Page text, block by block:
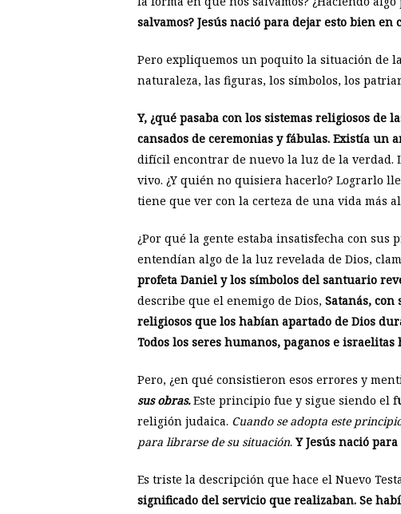
salvamos? Jesús nació para dejar esto bien
Pero expliquemos un poquito la situación de
naturaleza, las figuras, los símbolos, los
Y, ¿qué pasaba con los sistemas religiosos de
cansados de ceremonias y fábulas. Existía un
difícil encontrar de nuevo la luz de la verdad.
vivo. ¿Y quién no quisiera hacerlo? Lograrlo
tiene que ver con la certeza de una vida más
¿Por qué la gente estaba insatisfecha con sus
entendían algo de la luz revelada de Dios,
profeta Daniel y los símbolos del santuario
describe que el enemigo de Dios, Satanás,
religiosos que los habían apartado de Dios
Todos los seres humanos, paganos e
Pero, ¿en qué consistieron esos errores y
sus obras. Este principio fue y sigue siendo el f
religión judaica. Cuando se adopta este
para librarse de su situación. Y Jesús nació
Es triste la descripción que hace el Nuevo
significado del servicio que realizaban. Se